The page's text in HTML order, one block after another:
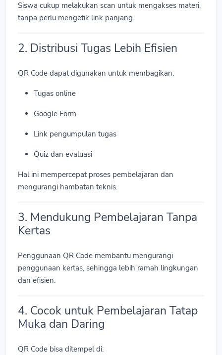
Siswa cukup melakukan scan untuk mengakses materi,
tanpa perlu mengetik link panjang.
2. Distribusi Tugas Lebih Efisien
QR Code dapat digunakan untuk membagikan:
Tugas online
Google Form
Link pengumpulan tugas
Quiz dan evaluasi
Hal ini mempercepat proses pembelajaran dan
mengurangi hambatan teknis.
3. Mendukung Pembelajaran Tanpa
Kertas
Penggunaan QR Code membantu mengurangi
penggunaan kertas, sehingga lebih ramah lingkungan
dan efisien.
4. Cocok untuk Pembelajaran Tatap
Muka dan Daring
QR Code bisa ditempel di: